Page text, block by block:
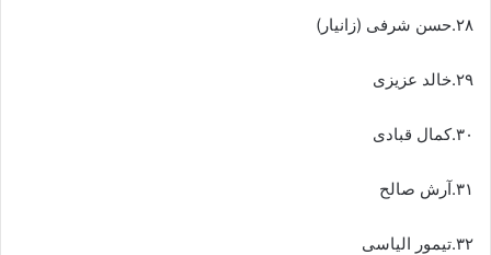
۲۸.حسن شرفی (زانیار)
۲۹.خالد عزیزی
۳۰.کمال قبادی
۳۱.آرش صالح
۳۲.تیمور الیاسی